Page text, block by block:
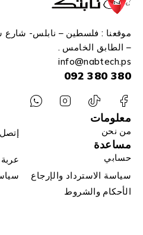
موقعنا : فلسطين – نابلس- شارع
– الطابق الخامس .
info@nabtech.ps
380 380 092
معلومات
من نحن إتصل
مساعدة
حسابي
سياسة الاسترداد والإرجاع
الأحكام والشروط